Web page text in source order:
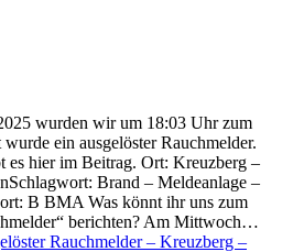
wurden wir um 18:03 Uhr zum
ein ausgelöster Rauchmelder.
es hier im Beitrag. Ort: Kreuzberg –
Brand – Meldeanlage –
B BMA Was könnt ihr uns zum
berichten? Am Mittwoch…
Rauchmelder – Kreuzberg –